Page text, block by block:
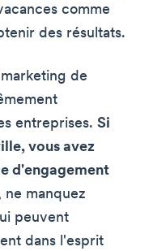
comme
des résultats.
de
entreprises. Si
vous avez
d'engagement
ne manquez
peuvent
dans l'esprit